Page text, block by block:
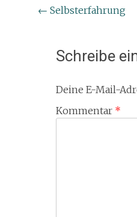
← Selbsterfahrung
Schreibe
Deine E-Mail-
Kommentar *